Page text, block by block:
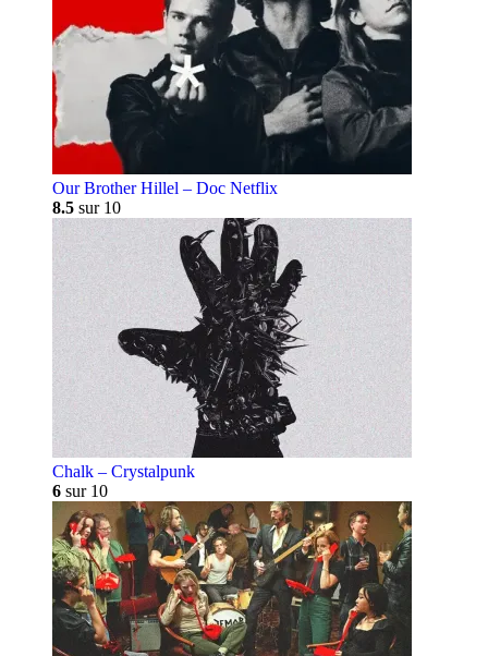
Our Brother Hillel – Doc Netflix
8.5 sur 10
Chalk – Crystalpunk
6 sur 10